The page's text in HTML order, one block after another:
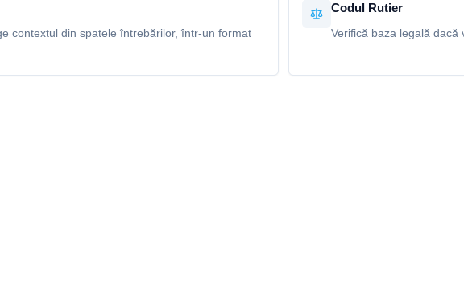
contextul din spatele întrebărilor, într-un format
Codul Rutier
Verifică baza legală dacă